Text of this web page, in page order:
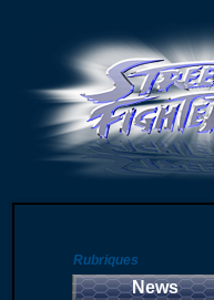
Rubriques
News